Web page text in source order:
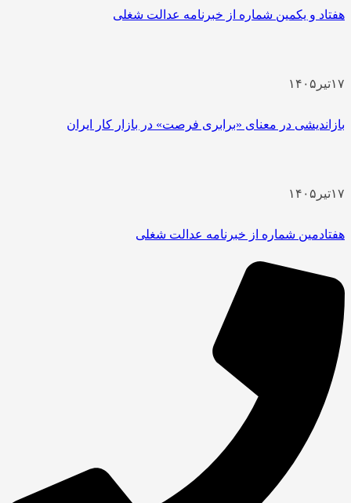
هفتاد و یکمین شماره از خبرنامه عدالت شغلی
۱۷تیر ۱۴۰۵
بازاندیشی در معنای «برابری فرصت» در بازار کار ایران
۱۷تیر ۱۴۰۵
هفتادمین شماره از خبرنامه عدالت شغلی